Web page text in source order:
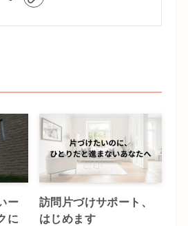
ー
に
訪問片づけサポート、
はじめます